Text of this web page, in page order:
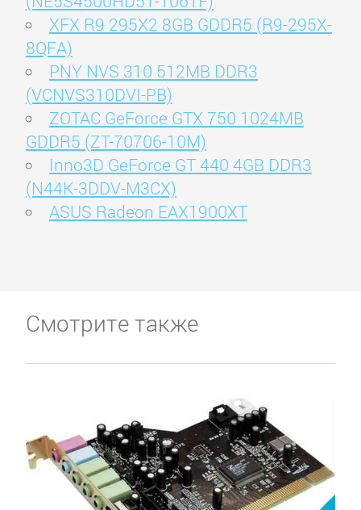
XFX R9 295X2 8GB GDDR5 (R9-295X-
8QFA)
PNY NVS 310 512MB DDR3
(VCNVS310DVI-PB)
ZOTAC GeForce GTX 750 1024MB
GDDR5 (ZT-70706-10M)
Inno3D GeForce GT 440 4GB DDR3
(N44K-3DDV-M3CX)
ASUS Radeon EAX1900XT
Смотрите также